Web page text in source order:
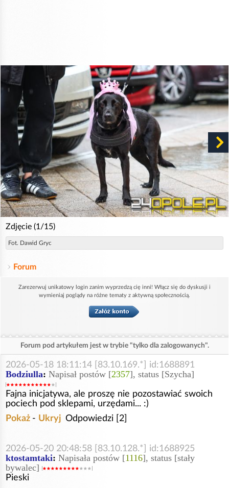
Zdjęcie (1/15)
Fot. Dawid Gryc
Forum
Zarezerwuj unikatowy login zanim wyprzedzą cię inni! Włącz się do dyskusji i
wymieniaj poglądy na różne tematy z aktywną społecznością.
Forum pod artykułem jest w trybie "tylko dla zalogowanych".
2026-05-18 18:11:14 [83.10.169.*] id:1688891
Bodziulla: Napisał postów [2357], status [Szycha]
Fajna inicjatywa, ale proszę nie pozostawiać swoich
pociech pod sklepami, urzędami... :)
Pokaż - Ukryj Odpowiedzi [2]
2026-05-20 20:48:58 [83.10.128.*] id:1688925
ktostamtaki: Napisała postów [1116], status [stały
bywalec]
Pieski